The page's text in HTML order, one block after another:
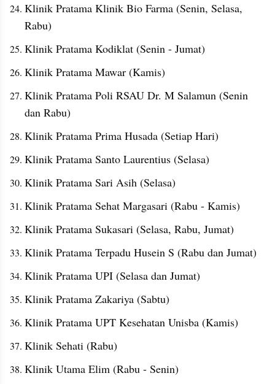
Klinik Pratama Klinik Bio Farma (Senin, Selasa,
Rabu)
Klinik Pratama Kodiklat (Senin - Jumat)
Klinik Pratama Mawar (Kamis)
Klinik Pratama Poli RSAU Dr. M Salamun (Senin
dan Rabu)
Klinik Pratama Prima Husada (Setiap Hari)
Klinik Pratama Santo Laurentius (Selasa)
Klinik Pratama Sari Asih (Selasa)
Klinik Pratama Sehat Margasari (Rabu - Kamis)
Klinik Pratama Sukasari (Selasa, Rabu, Jumat)
Klinik Pratama Terpadu Husein S (Rabu dan Jumat)
Klinik Pratama UPI (Selasa dan Jumat)
Klinik Pratama Zakariya (Sabtu)
Klinik Pratama UPT Kesehatan Unisba (Kamis)
Klinik Sehati (Rabu)
Klinik Utama Elim (Rabu - Senin)